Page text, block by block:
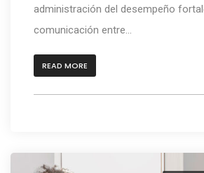
administración del desempeño
comunicación entre...
READ MORE